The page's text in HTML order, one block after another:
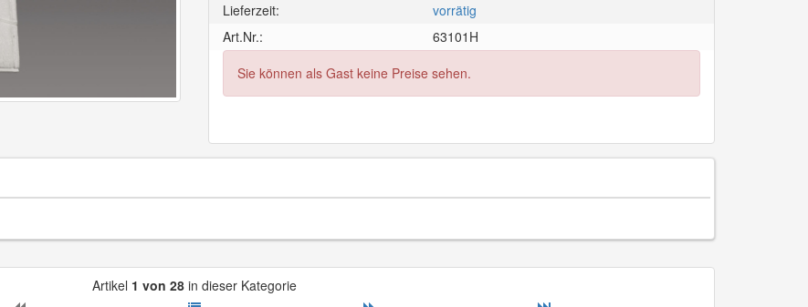
Lieferzeit:
vorrätig
Art.Nr.:
63101H
Sie können als Gast keine Preise sehen.
Artikel 1 von 28 in dieser Kategorie